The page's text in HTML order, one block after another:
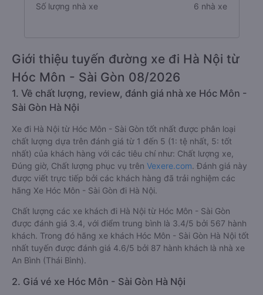
Số lượng nhà xe 6 nhà xe
Giới thiệu tuyến đường xe đi Hà Nội từ
Hóc Môn - Sài Gòn 08/2026
1. Về chất lượng, review, đánh giá nhà xe Hóc Môn -
Sài Gòn Hà Nội
Xe đi Hà Nội từ Hóc Môn - Sài Gòn tốt nhất được phân loại
chất lượng dựa trên đánh giá từ 1 đến 5 (1: tệ nhất, 5: tốt
nhất) của khách hàng với các tiêu chí như: Chất lượng xe,
Đúng giờ, Chất lượng phục vụ trên Vexere.com. Đánh giá này
được viết trực tiếp bởi các khách hàng đã trải nghiệm các
hãng Xe Hóc Môn - Sài Gòn đi Hà Nội.
Chất lượng các xe khách đi Hà Nội từ Hóc Môn - Sài Gòn
được đánh giá 3.4, với điểm trung bình là 3.4/5 bởi 567 hành
khách. Trong đó hãng xe khách Hóc Môn - Sài Gòn Hà Nội tốt
nhất tuyến được đánh giá 4.6/5 bởi 87 hành khách là nhà xe
An Bình (Thái Bình).
2. Giá vé xe Hóc Môn - Sài Gòn Hà Nội